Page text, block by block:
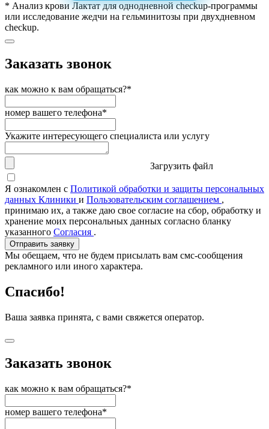
* Анализ крови Лактат для однодневной checkup-программы
или исследование жедчи на гельминитозы при двухдневном
checkup.
Заказать звонок
как можно к вам обращаться?*
номер вашего телефона*
Укажите интересующего специалиста или услугу
Загрузить файл
Я ознакомлен с Политикой обработки и защиты персональных
данных Клиники и Пользовательским соглашением ,
принимаю их, а также даю свое согласие на сбор, обработку и
хранение моих персональных данных согласно бланку
указанного Согласия .
Отправить заявку
Мы обещаем, что не будем присылать вам смс-сообщения
рекламного или иного характера.
Спасибо!
Ваша заявка принята, с вами свяжется оператор.
Заказать звонок
как можно к вам обращаться?*
номер вашего телефона*